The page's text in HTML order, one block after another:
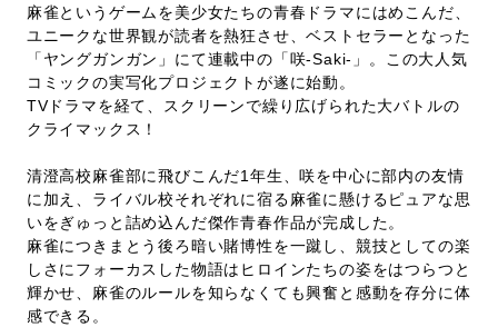
麻雀というゲームを美少女たちの青春ドラマにはめこんだ、
ユニークな世界観が読者を熱狂させ、ベストセラーとなった
「ヤングガンガン」にて連載中の「咲-Saki-」。この大人気
コミックの実写化プロジェクトが遂に始動。
TVドラマを経て、スクリーンで繰り広げられた大バトルの
クライマックス！
清澄高校麻雀部に飛びこんだ1年生、咲を中心に部内の友情
に加え、ライバル校それぞれに宿る麻雀に懸けるピュアな思
いをぎゅっと詰め込んだ傑作青春作品が完成した。
麻雀につきまとう後ろ暗い賭博性を一蹴し、競技としての楽
しさにフォーカスした物語はヒロインたちの姿をはつらつと
輝かせ、麻雀のルールを知らなくても興奮と感動を存分に体
感できる。